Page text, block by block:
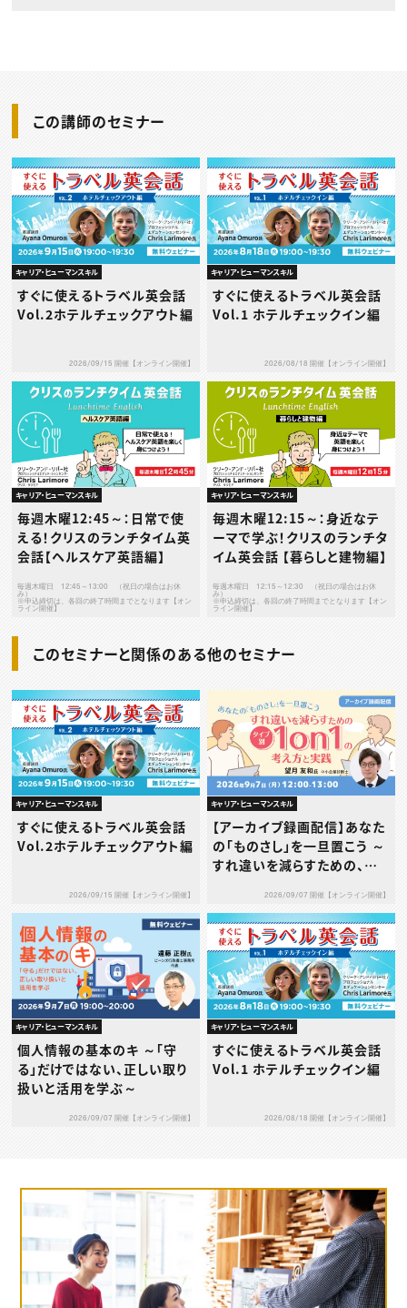
この講師のセミナー
キャリア・ヒューマンスキル
すぐに使えるトラベル英会話
Vol.2ホテルチェックアウト編
2026/09/15 開催【オンライン開催】
キャリア・ヒューマンスキル
すぐに使えるトラベル英会話
Vol.1 ホテルチェックイン編
2026/08/18 開催【オンライン開催】
キャリア・ヒューマンスキル
毎週木曜12:45～：日常で使
える！クリスのランチタイム英
会話【ヘルスケア英語編】
毎週木曜日 12:45～13:00 （祝日の場合はお休
み）
※申込締切は、各回の終了時間までとなります【オン
ライン開催】
キャリア・ヒューマンスキル
毎週木曜12:15～：身近なテ
ーマで学ぶ！クリスのランチタ
イム英会話 【暮らしと建物編】
毎週木曜日 12:15～12:30 （祝日の場合はお休
み）
※申込締切は、各回の終了時間までとなります【オン
ライン開催】
このセミナーと関係のある他のセミナー
キャリア・ヒューマンスキル
すぐに使えるトラベル英会話
Vol.2ホテルチェックアウト編
2026/09/15 開催【オンライン開催】
キャリア・ヒューマンスキル
【アーカイブ録画配信】あなた
の「ものさし」を一旦置こう ～
すれ違いを減らすための、タ
2026/09/07 開催【オンライン開催】
キャリア・ヒューマンスキル
個人情報の基本のキ ～「守
る」だけではない、正しい取り
扱いと活用を学ぶ～
2026/09/07 開催【オンライン開催】
キャリア・ヒューマンスキル
すぐに使えるトラベル英会話
Vol.1 ホテルチェックイン編
2026/08/18 開催【オンライン開催】